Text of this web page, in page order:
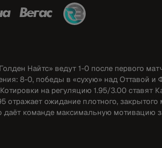
– Вегас
Найтс» ведут 1-0 после первого
8-0, победы в «сухую» над Оттавой и
на регуляцию 1.95/3.00 ставят
отражает ожидание плотного,
даёт команде максимальную мотивацию